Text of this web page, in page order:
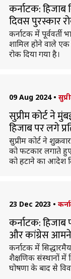
कर्नाटक: हिजाब
दिवस पुरस्कार
कर्नाटक में
शामिल होने वाले एक
रोक दिया गया है।
09 Aug 2024 •
सुप्रीम कोर्ट ने
हिजाब पर लगे
सुप्रीम कोर्ट ने
को फटकार लगाते हुए
को हटाने का आदेश
23 Dec 2023 •
कर्नाटक: हिजाब
और कांग्रेस
कर्नाटक में
शैक्षणिक संस्थानों में
घोषणा के बाद से